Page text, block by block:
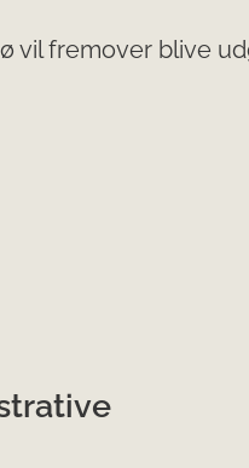
vil fremover blive